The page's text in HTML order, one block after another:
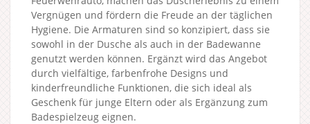
Vergnügen und fördern die Freude an der täglichen
Hygiene. Die Armaturen sind so konzipiert, dass sie
sowohl in der Dusche als auch in der Badewanne
genutzt werden können. Ergänzt wird das Angebot
durch vielfältige, farbenfrohe Designs und
kinderfreundliche Funktionen, die sich ideal als
Geschenk für junge Eltern oder als Ergänzung zum
Badespielzeug eignen.